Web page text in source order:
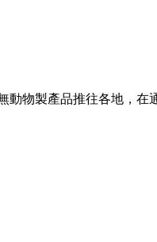
物製產品推往各地，